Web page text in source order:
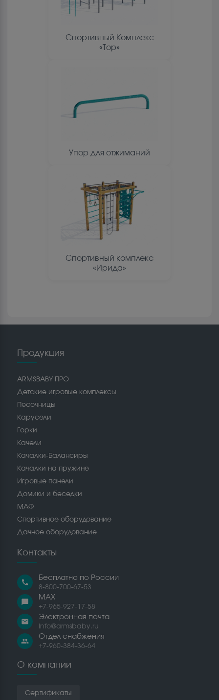
Спортивный Комплекс
«Тор»
Упор для отжиманий
Спортивный комплекс
«Ирида»
Продукция
ARMSBABY ПРО
Детские игровые комплексы
Песочницы
Карусели
Горки
Качели
Качалки-Балансиры
Качалки на пружине
Игровые панели
Домики и беседки
МАФ
Спортивное оборудование
Дачное оборудование
Контакты
call
Бесплатно по России
8-800-700-67-53
chat_bubble
MAX
+7-965-927-17-58
email
Электронная почта
info@armsbaby.ru
people
Отдел снабжения
+7-960-384-36-64
О компании
Сертификаты